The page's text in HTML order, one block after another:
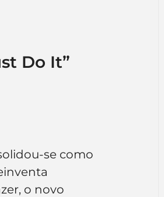
Do It”
se como
o novo